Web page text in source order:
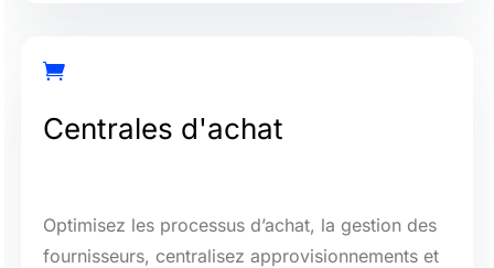

Centrales d'achat
Optimisez les processus d’achat, la gestion des
fournisseurs, centralisez approvisionnements et